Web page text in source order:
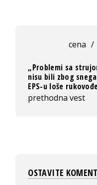
cena /
„Problemi sa
nisu bili zbog
EPS-u loše
prethodna vest
OSTAVITE